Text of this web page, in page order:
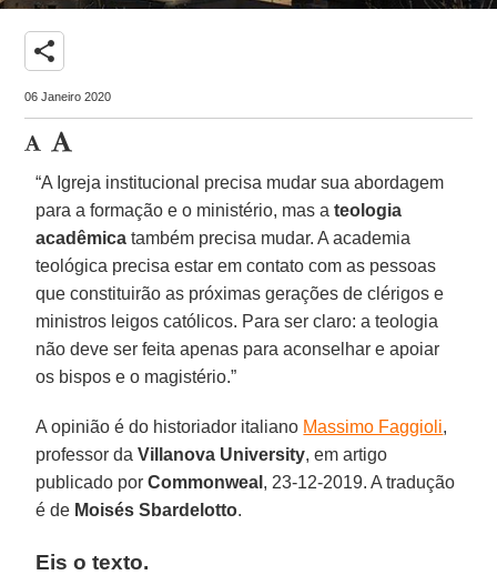
share
06 Janeiro 2020
“A Igreja institucional precisa mudar sua abordagem
para a formação e o ministério, mas ateologia
acadêmica também precisa mudar. A academia
teológica precisa estar em contato com as pessoas
que constituirão as próximas gerações de clérigos e
ministros leigos católicos. Para ser claro: a teologia
não deve ser feita apenas para aconselhar e apoiar
os bispos e o magistério.”
A opinião é do historiador italiano Massimo Faggioli,
professor daVillanova University, em artigo
publicado porCommonweal , 23-12-2019. A tradução
é de Moisés Sbardelotto.
Eis o texto.